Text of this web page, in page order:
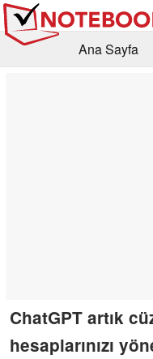
Ana Sayfa
ChatGPT artık
hesaplarınızı